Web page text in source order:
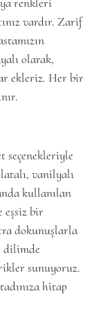
vardır. Zarif
olarak,
ekleriz. Her bir
seçenekleriyle
vanilyalı
kullanılan
eşsiz bir
dokunuşlarla
dilimde
sunuyoruz.
hitap